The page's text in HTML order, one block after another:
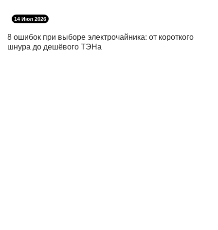
14 Июл 2026
8 ошибок при выборе электрочайника: от короткого
шнура до дешёвого ТЭНа